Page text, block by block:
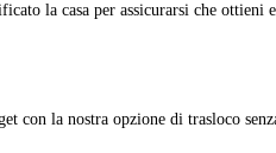
la casa per assicurarsi che ottieni
con la nostra opzione di trasloco